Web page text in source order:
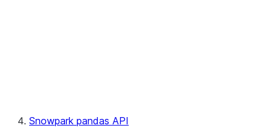
Snowpark pandas API